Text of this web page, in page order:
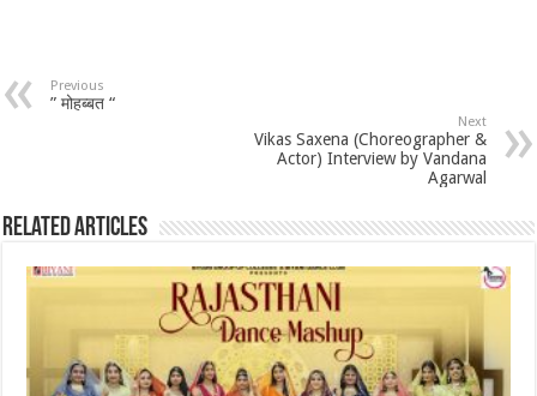
Previous
” मोहब्बत “
Next
Vikas Saxena (Choreographer &
Actor) Interview by Vandana
Agarwal
Related Articles